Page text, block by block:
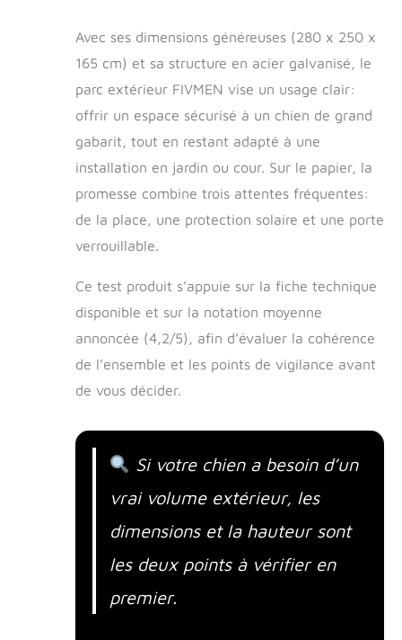
Avec ses dimensions généreuses (280 x 250 x
165 cm) et sa structure en acier galvanisé, le
parc extérieur FIVMEN vise un usage clair:
offrir un espace sécurisé à un chien de grand
gabarit, tout en restant adapté à une
installation en jardin ou cour. Sur le papier, la
promesse combine trois attentes fréquentes:
de la place, une protection solaire et une porte
verrouillable.
Ce test produit s’appuie sur la fiche technique
disponible et sur la notation moyenne
annoncée (4,2/5), afin d’évaluer la cohérence
de l’ensemble et les points de vigilance avant
de vous décider.
Si votre chien a besoin d’un
vrai volume extérieur, les
dimensions et la hauteur sont
les deux points à vérifier en
premier.